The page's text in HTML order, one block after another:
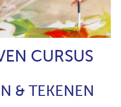
CURSUS
& TEKENEN